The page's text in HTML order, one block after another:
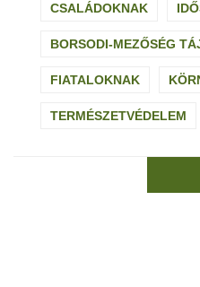
CSALÁDOKNAK
BORSODI-MEZŐSÉG
FIATALOKNAK
TERMÉSZETVÉDELEM